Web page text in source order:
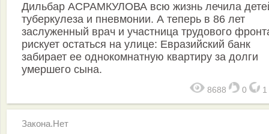
Дильбар АСРАМКУЛОВА всю жизнь лечила
туберкулеза и пневмонии. А теперь в 86 лет
заслуженный врач и участница трудового
рискует остаться на улице: Евразийский банк
забирает ее однокомнатную квартиру за долги
умершего сына.
8688 0 1
Закона.Нет